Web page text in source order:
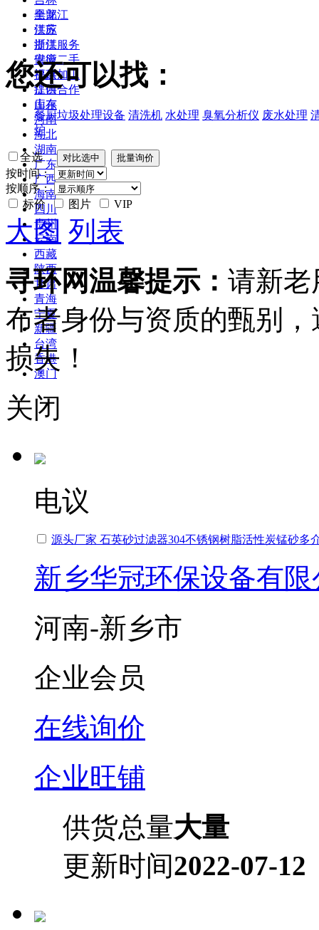
黑龙江
江苏
浙江
安徽
福建
江西
山东
河南
湖北
湖南
广东
广西
海南
四川
贵州
云南
西藏
陕西
甘肃
青海
宁夏
新疆
台湾
香港
澳门
全部
供应
提供服务
供应二手
提供加工
提供合作
库存
您还可以找：
餐厨垃圾处理设备 清洗机 水处理 臭氧分析仪 废水处理
炉
全选
按时间：
按顺序：
标价
图片 VIP
大图 列表
寻环网温馨提示： 请新老
布者身份与资质的甄别
损失！
关闭
电议
源头厂家 石英砂过滤器304不锈钢树脂活性炭锰砂多
新乡华冠环保设备有限
河南-新乡市
企业会员
在线询价
企业旺铺
供货总量大量
更新时间2022-07-12